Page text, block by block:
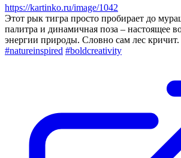
https://kartinko.ru/image/1042
Этот рык тигра просто пробирает до
палитра и динамичная поза – настоящее
энергии природы. Словно сам лес кричит.
#natureinspired #boldcreativity